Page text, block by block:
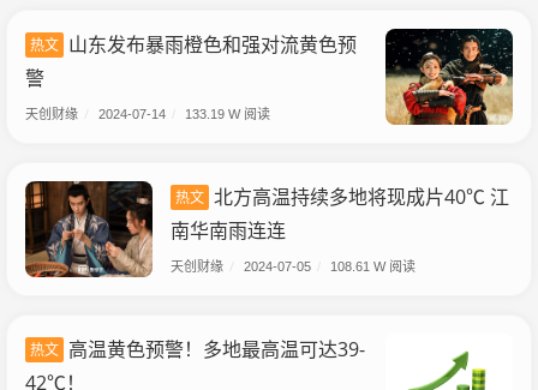
热文 山东发布暴雨橙色和强对流黄色预
警
天创财缘 2024-07-14 133.19 W 阅读
热文 北方高温持续多地将现成片40℃ 江
南华南雨连连
天创财缘 2024-07-05 108.61 W 阅读
热文 高温黄色预警！多地最高温可达39-
42℃！